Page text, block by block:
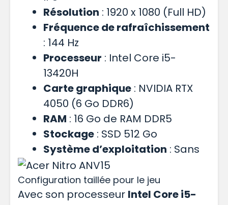
Résolution : 1920 x 1080 (Full HD)
Fréquence de rafraîchissement
: 144 Hz
Processeur : Intel Core i5-
13420H
Carte graphique : NVIDIA RTX
4050 (6 Go DDR6)
RAM : 16 Go de RAM DDR5
Stockage : SSD 512 Go
Système d’exploitation : Sans
Configuration taillée pour le jeu
Avec son processeur Intel Core i5-